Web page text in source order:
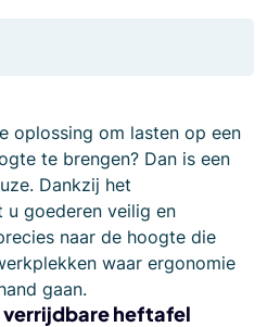
oplossing om lasten op een
te brengen? Dan is een
Dankzij het
u goederen veilig en
naar de hoogte die
waar ergonomie
gaan.
heftafel